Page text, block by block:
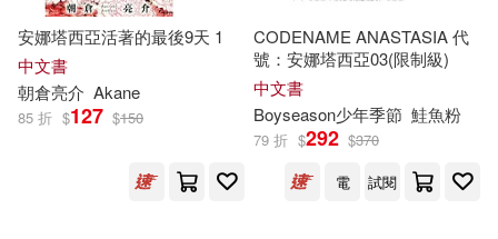
（加）蒙哥馬利(35)
（瑞典）塞爾瑪·拉格洛芙(35)
岑澎維(34)
聯經出版公司(209)
中國標準出版社(208)
人民衛生出版社(206)
安娜塔西亞活著的最後9天 1
中文書
朝倉亮介 Akane
85 折 $127 $150
CODENAME ANASTASIA 代
號：安娜塔西亞03(限制級)
中文書
Boyseason少年季節 鮭魚粉
79 折 $292 $370
電
試閱